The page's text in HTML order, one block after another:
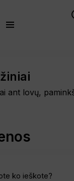
ant lovų,
ko ieškote?